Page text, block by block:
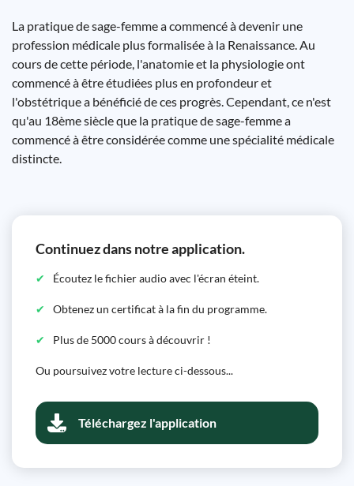
La pratique de sage-femme a commencé à devenir une
profession médicale plus formalisée à la Renaissance. Au
cours de cette période, l'anatomie et la physiologie ont
commencé à être étudiées plus en profondeur et
l'obstétrique a bénéficié de ces progrès. Cependant, ce n'est
qu'au 18ème siècle que la pratique de sage-femme a
commencé à être considérée comme une spécialité médicale
distincte.
Continuez dans notre application.
Écoutez le fichier audio avec l'écran éteint.
Obtenez un certificat à la fin du programme.
Plus de 5000 cours à découvrir !
Ou poursuivez votre lecture ci-dessous...
Téléchargez l'application